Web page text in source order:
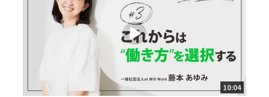
10:04